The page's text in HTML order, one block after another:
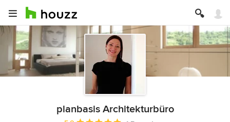
planbasis Architekturbüro